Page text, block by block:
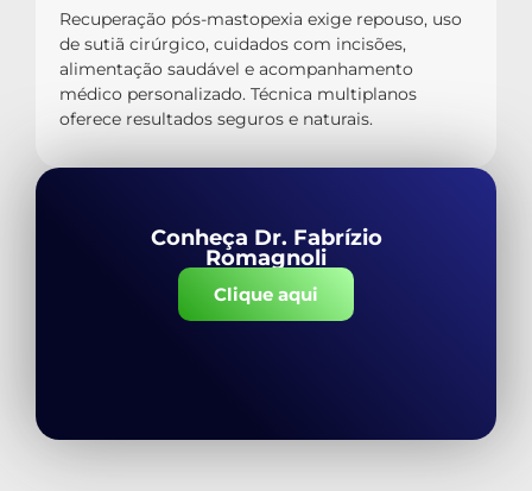
Recuperação pós-mastopexia exige repouso, uso
de sutiã cirúrgico, cuidados com incisões,
alimentação saudável e acompanhamento
médico personalizado. Técnica multiplanos
oferece resultados seguros e naturais.
Conheça Dr. Fabrízio
Romagnoli
Clique aqui